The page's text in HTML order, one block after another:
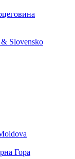
Slovensko
Гора